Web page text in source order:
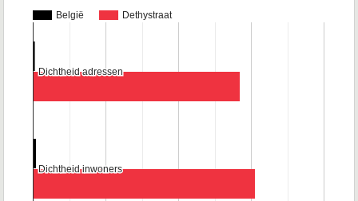
België Dethystraat
Dichtheid adressen
Dichtheid adressen
Dichtheid inwoners
Dichtheid inwoners